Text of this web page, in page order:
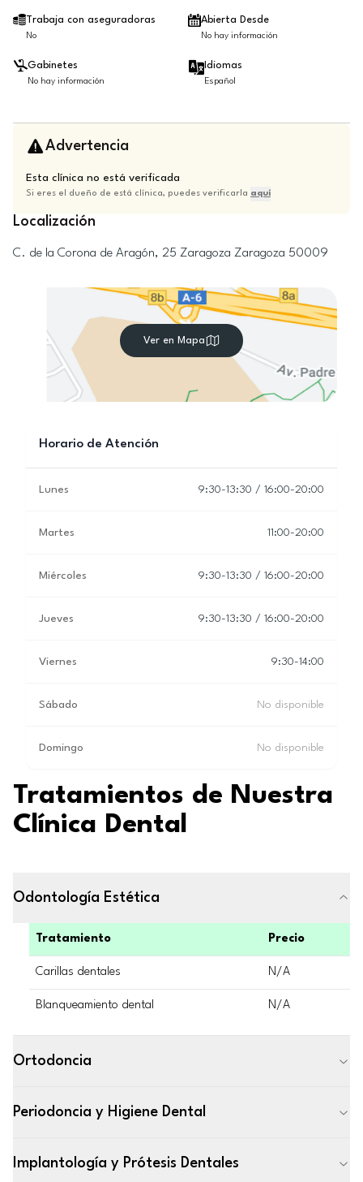
Trabaja con aseguradoras
No
Abierta Desde
No hay información
Gabinetes
No hay información
Idiomas
Español
Advertencia
Esta clínica no está verificada
Si eres el dueño de está clínica, puedes verificarla aquí
Localización
C. de la Corona de Aragón, 25 Zaragoza Zaragoza 50009
Ver en Mapa
Horario de Atención
Lunes 9:30-13:30 / 16:00-20:00
Martes 11:00-20:00
Miércoles 9:30-13:30 / 16:00-20:00
Jueves 9:30-13:30 / 16:00-20:00
Viernes 9:30-14:00
Sábado No disponible
Domingo No disponible
Tratamientos de Nuestra
Clínica Dental
Odontología Estética
Tratamiento Precio
Carillas dentales N/A
Blanqueamiento dental N/A
Ortodoncia
Periodoncia y Higiene Dental
Implantología y Prótesis Dentales